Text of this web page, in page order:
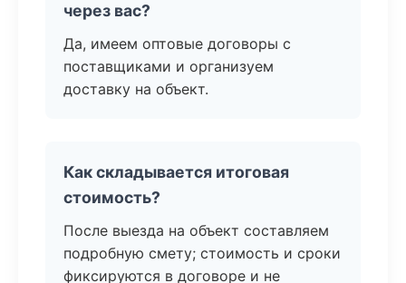
через вас?
Да, имеем оптовые договоры с
поставщиками и организуем
доставку на объект.
Как складывается итоговая
стоимость?
После выезда на объект составляем
подробную смету; стоимость и сроки
фиксируются в договоре и не